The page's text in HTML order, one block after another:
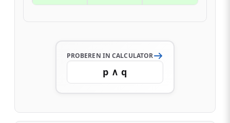
PROBEREN IN CALCULATOR
p ∧ q